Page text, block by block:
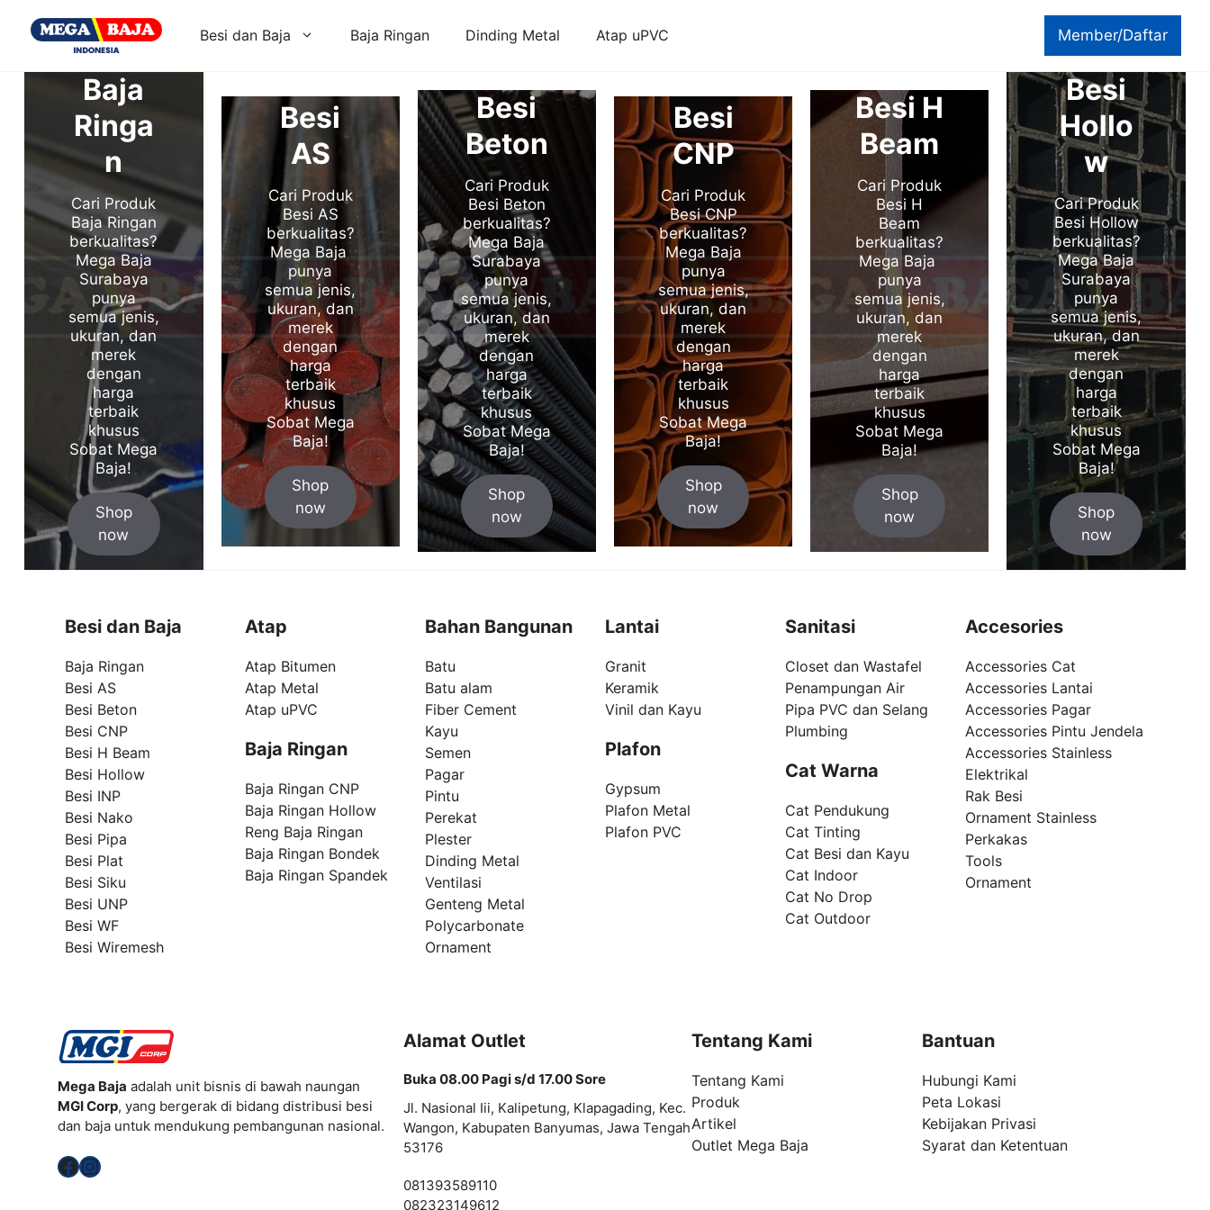
Member/Daftar
Besi dan Baja Baja Ringan Dinding Metal Atap uPVC
Baja
Ringa
n
Cari Produk
Baja Ringan
berkualitas?
Mega Baja
Surabaya
punya
semua jenis,
ukuran, dan
merek
dengan
harga
terbaik
khusus
Sobat Mega
Baja!
Shop
now
Besi
AS
Cari Produk
Besi AS
berkualitas?
Mega Baja
punya
semua jenis,
ukuran, dan
merek
dengan
harga
terbaik
khusus
Sobat Mega
Baja!
Shop
now
Besi
Beton
Cari Produk
Besi Beton
berkualitas?
Mega Baja
Surabaya
punya
semua jenis,
ukuran, dan
merek
dengan
harga
terbaik
khusus
Sobat Mega
Baja!
Shop
now
Besi
CNP
Cari Produk
Besi CNP
berkualitas?
Mega Baja
punya
semua jenis,
ukuran, dan
merek
dengan
harga
terbaik
khusus
Sobat Mega
Baja!
Shop
now
Besi H
Beam
Cari Produk
Besi H
Beam
berkualitas?
Mega Baja
punya
semua jenis,
ukuran, dan
merek
dengan
harga
terbaik
khusus
Sobat Mega
Baja!
Shop
now
Besi
Hollo
w
Cari Produk
Besi Hollow
berkualitas?
Mega Baja
Surabaya
punya
semua jenis,
ukuran, dan
merek
dengan
harga
terbaik
khusus
Sobat Mega
Baja!
Shop
now
Besi dan Baja
Baja Ringan
Besi AS
Besi Beton
Besi CNP
Besi H Beam
Besi Hollow
Besi INP
Besi Nako
Besi Pipa
Besi Plat
Besi Siku
Besi UNP
Besi WF
Besi Wiremesh
Atap
Atap Bitumen
Atap Metal
Atap uPVC
Baja Ringan
Baja Ringan CNP
Baja Ringan Hollow
Reng Baja Ringan
Baja Ringan Bondek
Baja Ringan Spandek
Bahan Bangunan
Batu
Batu alam
Fiber Cement
Kayu
Semen
Pagar
Pintu
Perekat
Plester
Dinding Metal
Ventilasi
Genteng Metal
Polycarbonate
Ornament
Lantai
Granit
Keramik
Vinil dan Kayu
Plafon
Gypsum
Plafon Metal
Plafon PVC
Sanitasi
Closet dan Wastafel
Penampungan Air
Pipa PVC dan Selang
Plumbing
Cat Warna
Cat Pendukung
Cat Tinting
Cat Besi dan Kayu
Cat Indoor
Cat No Drop
Cat Outdoor
Accesories
Accessories Cat
Accessories Lantai
Accessories Pagar
Accessories Pintu Jendela
Accessories Stainless
Elektrikal
Rak Besi
Ornament Stainless
Perkakas
Tools
Ornament
Mega Baja adalah unit bisnis di bawah naungan
MGI Corp, yang bergerak di bidang distribusi besi
dan baja untuk mendukung pembangunan nasional.
Facebook
Instagram
Alamat Outlet
Buka 08.00 Pagi s/d 17.00 Sore
Jl. Nasional Iii, Kalipetung, Klapagading, Kec.
Wangon, Kabupaten Banyumas, Jawa Tengah
53176
081393589110
082323149612
Tentang Kami
Tentang Kami
Produk
Artikel
Outlet Mega Baja
Bantuan
Hubungi Kami
Peta Lokasi
Kebijakan Privasi
Syarat dan Ketentuan